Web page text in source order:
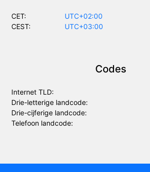
CET:
UTC+02:00
CEST:
UTC+03:00
Codes
Internet TLD:
Drie-letterige landcode:
Drie-cijferige landcode:
Telefoon landcode: